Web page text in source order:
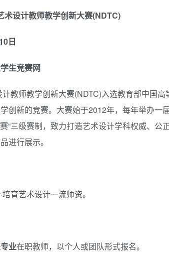
术设计教师教学创新大赛(NDTC)
日
生竞赛网
计教师教学创新大赛(NDTC)入选教育部中国
创新的竞赛。大赛始于2012年，每年举办一
“三级赛制，致力打造艺术设计学科权威、
进行展示。
育艺术设计一流师资。
业在职教师，以个人或团队形式报名。